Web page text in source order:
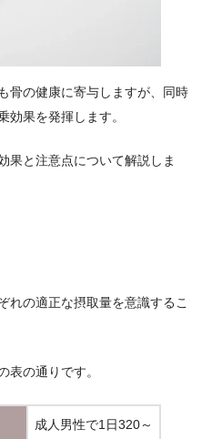
骨の健康に寄与しますが、同時
効果を発揮します。
果と注意点について解説しま
れの適正な摂取量を意識するこ
表の通りです。
成人男性で1日320～